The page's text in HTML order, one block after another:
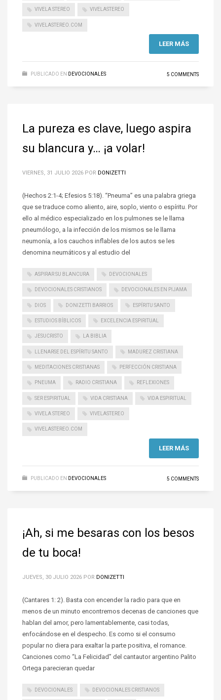
VIVELA STEREO VIVELASTEREO
VIVELASTEREO.COM
LEER MÁS
PUBLICADO EN DEVOCIONALES 5 COMMENTS
La pureza es clave, luego aspira
su blancura y… ¡a volar!
VIERNES, 31 JULIO 2026 POR DONIZETTI
(Hechos 2:1-4; Efesios 5:18). “Pneuma” es una palabra griega
que se traduce como aliento, aire, soplo, viento o espíritu. Por
ello al médico especializado en los pulmones se le llama
pneumólogo, a la infección de los mismos se le llama
neumonía, a los cauchos inflables de los autos se les
denomina neumáticos y al estudio del
ASPIRAR SU BLANCURA DEVOCIONALES
DEVOCIONALES CRISTIANOS DEVOCIONALES EN PIJAMA
DIOS DONIZETTI BARRIOS ESPÍRITU SANTO
ESTUDIOS BÍBLICOS EXCELENCIA ESPIRITUAL
JESUCRISTO LA BIBLIA
LLENARSE DEL ESPÍRITU SANTO MADUREZ CRISTIANA
MEDITACIONES CRISTIANAS PERFECCIÓN CRISTIANA
PNEUMA RADIO CRISTIANA REFLEXIONES
SER ESPIRITUAL VIDA CRISTIANA VIDA ESPIRITUAL
VIVELA STEREO VIVELASTEREO
VIVELASTEREO.COM
LEER MÁS
PUBLICADO EN DEVOCIONALES 5 COMMENTS
¡Ah, si me besaras con los besos
de tu boca!
JUEVES, 30 JULIO 2026 POR DONIZETTI
(Cantares 1: 2). Basta con encender la radio para que en
menos de un minuto encontremos decenas de canciones que
hablan del amor, pero lamentablemente, casi todas,
enfocándose en el despecho. Es como si el consumo
popular no diera para exaltar la parte positiva, el romance.
Canciones como “La Felicidad” del cantautor argentino Palito
Ortega parecieran quedar
DEVOCIONALES DEVOCIONALES CRISTIANOS